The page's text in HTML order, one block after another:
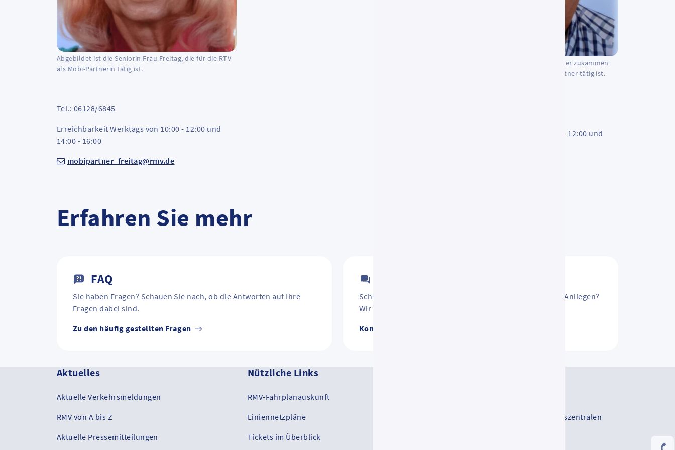
Abgebildet ist die Seniorin Frau Freitag, die für die RTV
als Mobi-Partnerin tätig ist.
Tel.: 06128/6845
Erreichbarkeit Werktags von 10:00 - 12:00 und
14:00 - 16:00
mobipartner_freitag@rmv.de
Abgebildet ist der Senior Herr Freitag, der zusammen
mit seiner Frau für die RTV als Mobi-Partner tätig ist.
Erreichbarkeit Werktags von 10:00 - 12:00 und
Erfahren Sie mehr
FAQ
Sie haben Fragen? Schauen Sie nach, ob die Antworten auf Ihre
Fragen dabei sind.
Zu den häufig gestellten Fragen
Schirm vergessen? JahresAbo ändern? Oder ein anderes Anliegen?
Wir helfen weiter.
Kontakt zum RMV
Aktuelles
Aktuelle Verkehrsmeldungen
RMV von A bis Z
Aktuelle Pressemitteilungen
Nützliche Links
RMV-Fahrplanauskunft
Liniennetzpläne
Tickets im Überblick
RMV-Vertriebsstellen und Mobilitätszentralen